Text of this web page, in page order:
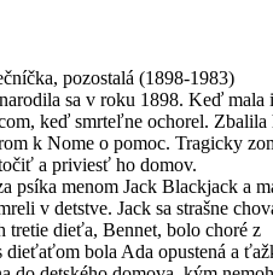
pozostalá (1898-1983)
sa v roku 1898. Keď mala
keď smrteľne ochorel. Zbalila
k Nome o pomoc. Tragicky
a priviesť ho domov.
psíka menom Jack Blackjack a
v detstve. Jack sa strašne
tretie dieťa, Bennet, bolo choré z
bola Ada opustená a